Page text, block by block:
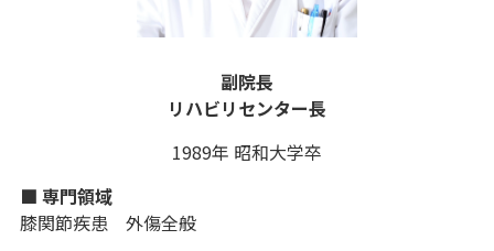
副院長
リハビリセンター長
1989年 昭和大学卒
■ 専門領域
膝関節疾患 外傷全般